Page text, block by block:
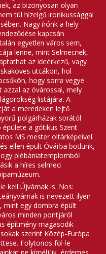
az bizonyosan olyan
túl hízelgő ironikussággal
Nagy írónk a hely
kapcsán
egyetlen város sem,
lenne, mint Selmecnek,
az ideérkező, vagy
utcákon, hol
hogy sorra vegye
azzal az óvárossal, mely
listájára. A
a meredeken lejtő
polgárházak sorától
a gótikus Szent
MS mester oltárképeivel.
ellen épült Óvárba botlunk,
plébániatemplomból
a híres selmeci
kell Újvárnak is. Nos:
is nevezett ilyen
mint egy dombra épült
minden pontjáról
építmény magasodik
szerint Közép-Európa
Folytonos föl-le